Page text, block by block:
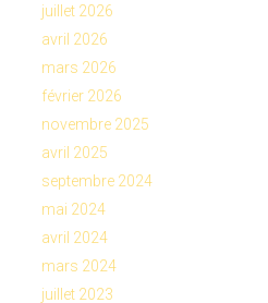
juillet 2026
avril 2026
mars 2026
février 2026
novembre 2025
avril 2025
septembre 2024
mai 2024
avril 2024
mars 2024
juillet 2023